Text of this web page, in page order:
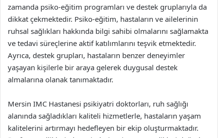
zamanda psiko-eğitim programları ve destek gruplarıyla da
dikkat çekmektedir. Psiko-eğitim, hastaların ve ailelerinin
ruhsal sağlıkları hakkında bilgi sahibi olmalarını sağlamakta
ve tedavi süreçlerine aktif katılımlarını teşvik etmektedir.
Ayrıca, destek grupları, hastaların benzer deneyimler
yaşayan kişilerle bir araya gelerek duygusal destek
almalarına olanak tanımaktadır.
Mersin IMC Hastanesi psikiyatri doktorları, ruh sağlığı
alanında sağladıkları kaliteli hizmetlerle, hastaların yaşam
kalitelerini artırmayı hedefleyen bir ekip oluşturmaktadır.